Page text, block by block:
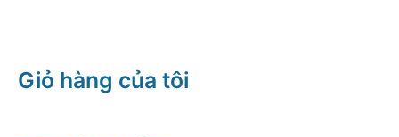
Giỏ hàng của tôi